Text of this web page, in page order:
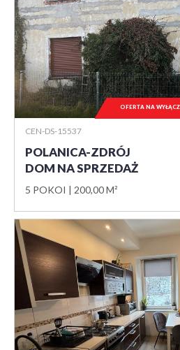
CEN-DS-15537
POLANICA-ZDRÓJ
DOM NA SPRZEDAŻ
5 POKOI 200,00 M²
OFERTA NA